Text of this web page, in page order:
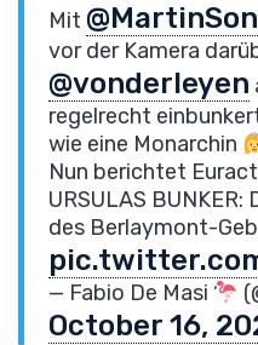
Mit
vor der Kamera
@vonderleyen
regelrecht
wie eine Monarchin
Nun berichtet
URSULAS
des Berlaymont-
— Fabio De Masi
October 16,